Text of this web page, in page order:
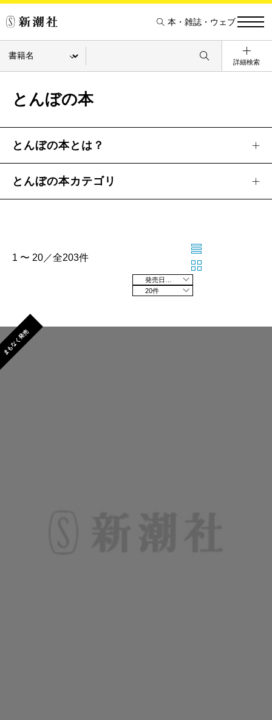
本・雑誌・ウェブ
詳細検索
とんぼの本
とんぼの本とは？
とんぼの本カテゴリ
1 〜 20／全203件
20件
まもなく発売